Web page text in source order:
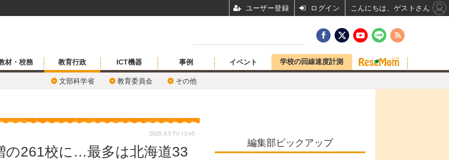
材・校務 教育行政
文部科学省 教育委員会 その他
ICT機器 事例 イベント 学校の回線速度計測
の261校に…最多は北海道33
2025.9.5 Fri 13:45
編集部ピックアップ
ユーザー登録 ログイン こんにちは、ゲストさん